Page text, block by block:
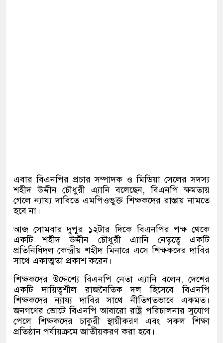
এবার বিএনপির প্রচার সম্পাদক ও মিডিয়া সেলের সদস্য
শহীদ উদ্দীন চৌধুরী এ্যানি বলেছেন, বিএনপি ক্ষমতায়
গেলে ন্যায্য দাবিতে এমপিওভুক্ত শিক্ষকদের রাস্তায় নামতে
হবে না।
আজ সোমবার দুপুর ১২টার দিকে বিএনপির পক্ষ থেকে
একটি শহীদ উদ্দীন চৌধুরী এ্যানি নেতৃত্বে একটি
প্রতিনিধিদল কেন্দ্রীয় শহীদ মিনারে এসে শিক্ষকদের দাবির
সাথে একাত্মতা প্রকাশ করেন।
শিক্ষকদের উদ্দেশ্যে বিএনপি নেতা এ্যানি বলেন, দেশের
একটি দায়িত্বশীল রাজনৈতিক দল হিসেবে বিএনপি
শিক্ষকদের ন্যায্য দাবির সাথে নীতিগতভাবে একমত।
জনগণের ভোটে বিএনপি আবারো রাষ্ট্র পরিচালনার সুযোগ
পেলে শিক্ষকদের চাকুরী স্থায়ীকরণ এবং সকল শিক্ষা
প্রতিষ্ঠান পর্যায়ক্রমে জাতীয়করণ করা হবে।